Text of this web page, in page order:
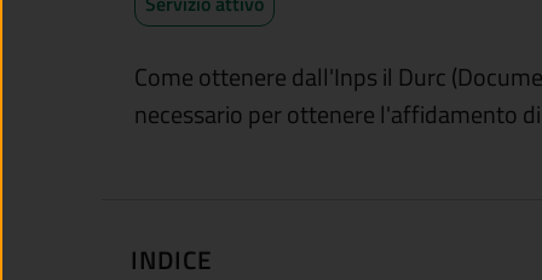
Come ottenere dall'Inps il Durc
necessario per ottenere l'affidamento
INDICE